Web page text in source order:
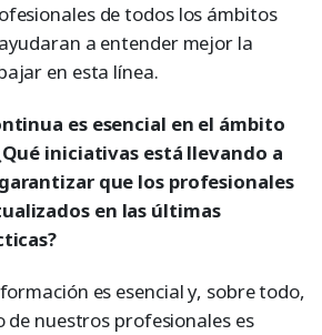
de todos los ámbitos
a entender mejor la
en esta línea.
es esencial en el ámbito
iniciativas está llevando a
que los profesionales
en las últimas
es esencial y, sobre todo,
de nuestros profesionales es